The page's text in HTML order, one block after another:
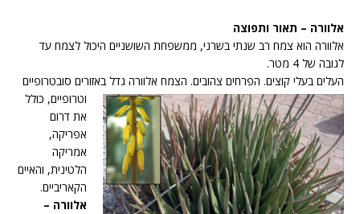
אלוורה – תאור ותפוצה
אלוורה הוא צמח רב שנתי בשרני, ממשפחת השושניים היכול לצמח עד
לגובה של 4 מטר.
העלים בעלי קוצים. הפרחים צהובים. הצמח אלוורה גדל באזורים סובטרופיים
וטרופיים, כולל
את דרום
אפריקה,
אמריקה
הלטינית, והאיים
הקאריביים.
אלוורה –